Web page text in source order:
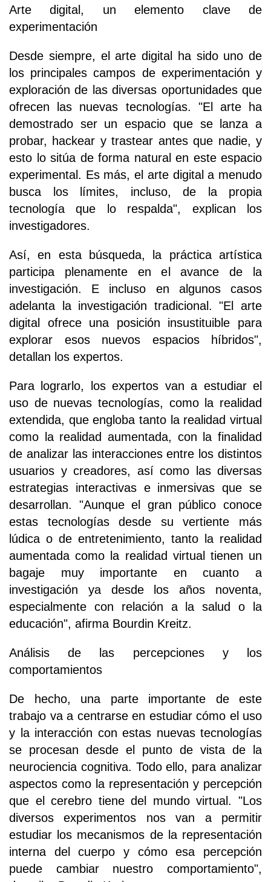
Arte digital, un elemento clave de
experimentación
Desde siempre, el arte digital ha sido uno de
los principales campos de experimentación y
exploración de las diversas oportunidades que
ofrecen las nuevas tecnologías. "El arte ha
demostrado ser un espacio que se lanza a
probar, hackear y trastear antes que nadie, y
esto lo sitúa de forma natural en este espacio
experimental. Es más, el arte digital a menudo
busca los límites, incluso, de la propia
tecnología que lo respalda", explican los
investigadores.
Así, en esta búsqueda, la práctica artística
participa plenamente en el avance de la
investigación. E incluso en algunos casos
adelanta la investigación tradicional. "El arte
digital ofrece una posición insustituible para
explorar esos nuevos espacios híbridos",
detallan los expertos.
Para lograrlo, los expertos van a estudiar el
uso de nuevas tecnologías, como la realidad
extendida, que engloba tanto la realidad virtual
como la realidad aumentada, con la finalidad
de analizar las interacciones entre los distintos
usuarios y creadores, así como las diversas
estrategias interactivas e inmersivas que se
desarrollan. "Aunque el gran público conoce
estas tecnologías desde su vertiente más
lúdica o de entretenimiento, tanto la realidad
aumentada como la realidad virtual tienen un
bagaje muy importante en cuanto a
investigación ya desde los años noventa,
especialmente con relación a la salud o la
educación", afirma Bourdin Kreitz.
Análisis de las percepciones y los
comportamientos
De hecho, una parte importante de este
trabajo va a centrarse en estudiar cómo el uso
y la interacción con estas nuevas tecnologías
se procesan desde el punto de vista de la
neurociencia cognitiva. Todo ello, para analizar
aspectos como la representación y percepción
que el cerebro tiene del mundo virtual. "Los
diversos experimentos nos van a permitir
estudiar los mecanismos de la representación
interna del cuerpo y cómo esa percepción
puede cambiar nuestro comportamiento",